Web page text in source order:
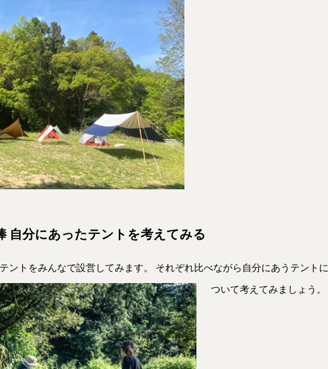
自分にあったテントを考えてみる
ントをみんなで設営してみます。 それぞれ比べながら自分にあうテントに
ついて考えてみましょう。